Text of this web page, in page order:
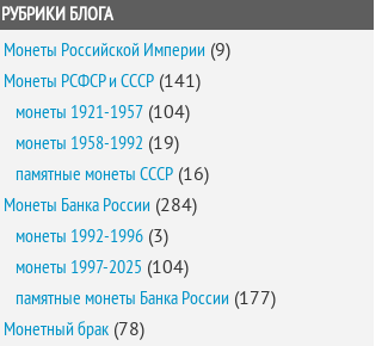
РУБРИКИ БЛОГА
Монеты Российской Империи (9)
Монеты РСФСР и СССР (141)
монеты 1921-1957 (104)
монеты 1958-1992 (19)
памятные монеты СССР (16)
Монеты Банка России (284)
монеты 1992-1996 (3)
монеты 1997-2025 (104)
памятные монеты Банка России (177)
Монетный брак (78)